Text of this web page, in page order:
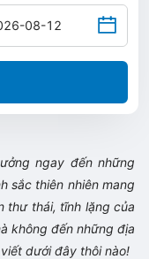
ngay đến những
sắc thiên nhiên mang
thư thái, tĩnh lặng của
không đến những địa
dưới đây thôi nào!